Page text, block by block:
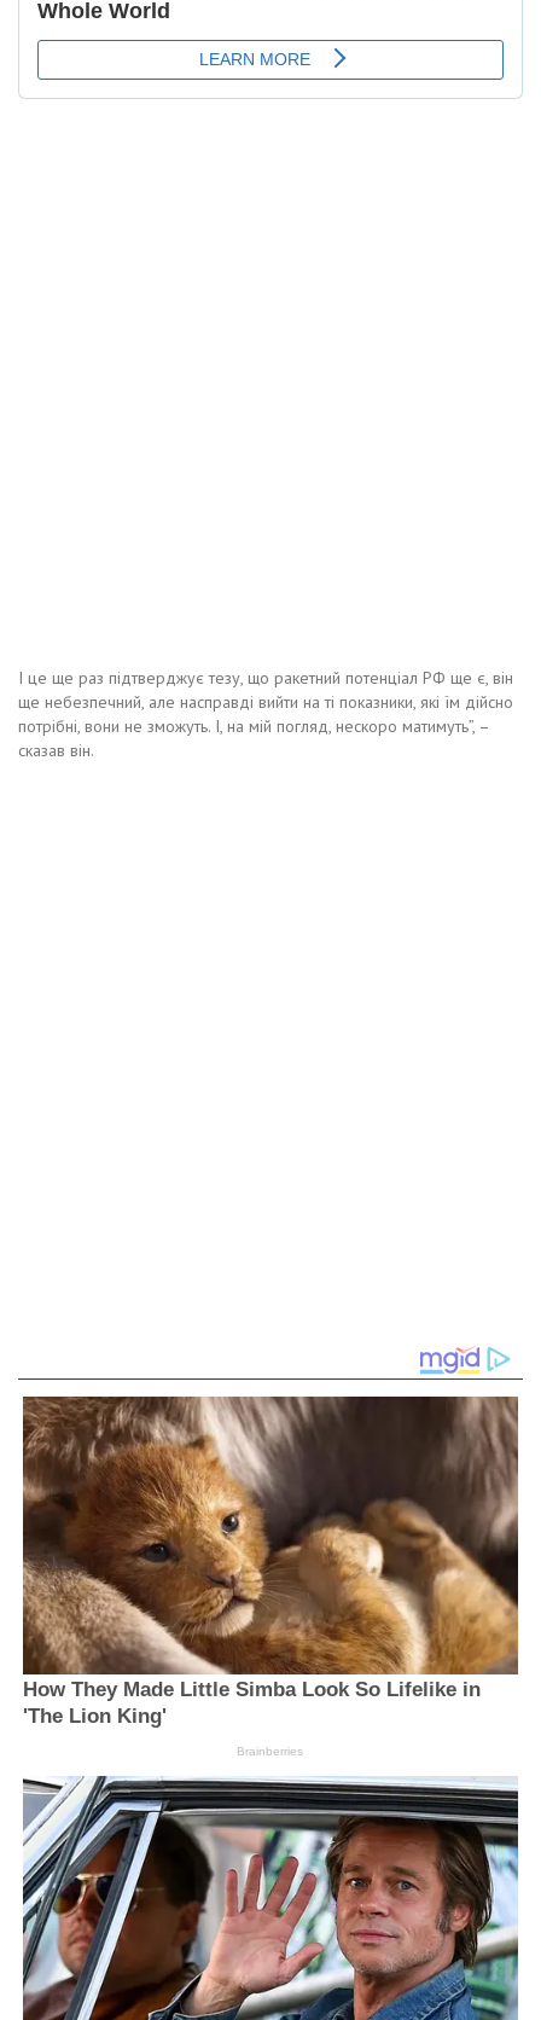
І це ще раз підтверджує тезу, що ракетний потенціал РФ ще є, він
ще небезпечний, але насправді вийти на ті показники, які їм дійсно
потрібні, вони не зможуть. І, на мій погляд, нескоро матимуть”, –
сказав він.